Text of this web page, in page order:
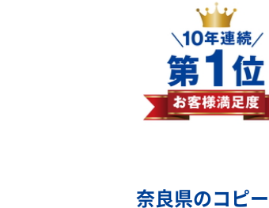
奈良県のコピ